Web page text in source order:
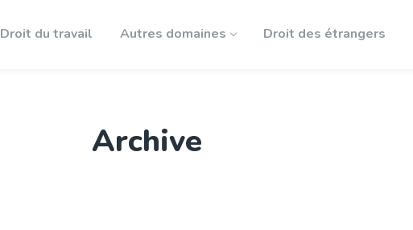
Droit du travail Autres domaines Droit des étrangers
Archive